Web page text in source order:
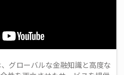
グローバルな金融知識と高度な